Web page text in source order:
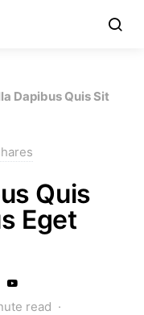
Dapibus Quis Sit
Quis
Eget
read